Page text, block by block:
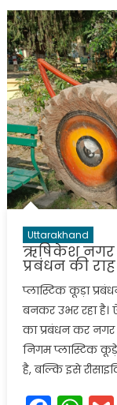
Uttarakhand
ऋषिकेश नगर
प्रबंधन की राह
प्लास्टिक कूड़ा
बनकर उभर रहा
का प्रबंधन कर
निगम प्लास्टिक
है, बल्कि इसे